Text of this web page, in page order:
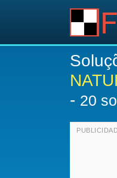
- 20